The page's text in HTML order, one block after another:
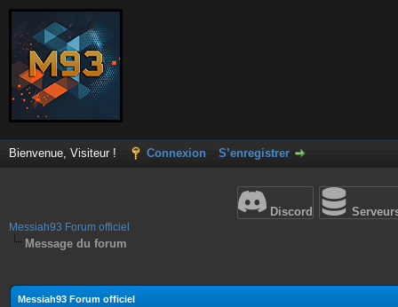
Bienvenue, Visiteur ! Connexion S’enregistrer
Discord
Messiah93 Forum officiel
Message du forum
Messiah93 Forum officiel